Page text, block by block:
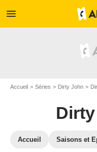
menu
Accueil Séries Dirty John
Accueil Saisons et